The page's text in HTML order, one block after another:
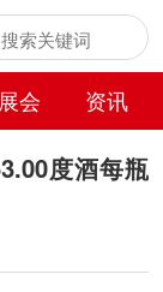
展会
资讯
度酒每瓶